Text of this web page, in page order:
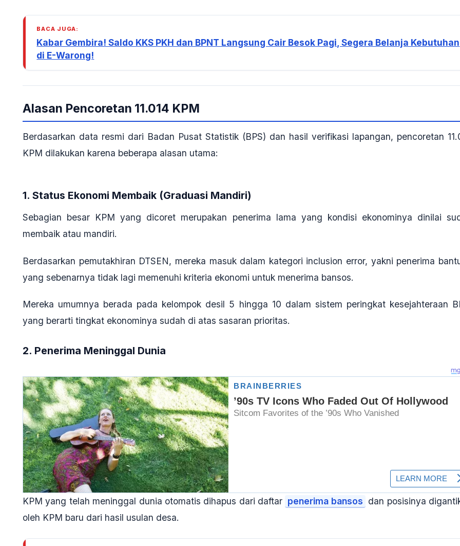
BACA JUGA:
Kabar Gembira! Saldo KKS PKH dan BPNT Langsung Cair Besok Pagi, Segera Belanja Kebutuhan
di E-Warong!
Alasan Pencoretan 11.014 KPM
Berdasarkan data resmi dari Badan Pusat Statistik (BPS) dan hasil verifikasi lapangan, pencoretan
KPM dilakukan karena beberapa alasan utama:
1. Status Ekonomi Membaik (Graduasi Mandiri)
Sebagian besar KPM yang dicoret merupakan penerima lama yang kondisi ekonominya dinilai
membaik atau mandiri.
Berdasarkan pemutakhiran DTSEN, mereka masuk dalam kategori inclusion error, yakni penerima
yang sebenarnya tidak lagi memenuhi kriteria ekonomi untuk menerima bansos.
Mereka umumnya berada pada kelompok desil 5 hingga 10 dalam sistem peringkat kesejahteraan
yang berarti tingkat ekonominya sudah di atas sasaran prioritas.
2. Penerima Meninggal Dunia
KPM yang telah meninggal dunia otomatis dihapus dari daftar penerima bansos dan posisinya
oleh KPM baru dari hasil usulan desa.